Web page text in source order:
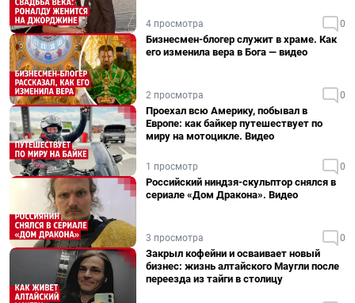
4 просмотра 0
Бизнесмен-блогер служит в храме. Как
его изменила вера в Бога — видео
2 просмотра 0
Проехал всю Америку, побывал в
Европе: как байкер путешествует по
миру на мотоцикле. Видео
1 просмотр 0
Российский ниндзя-скульптор снялся в
сериале «Дом Дракона». Видео
3 просмотра 0
Закрыл кофейни и осваивает новый
бизнес: жизнь алтайского Маугли после
переезда из тайги в столицу